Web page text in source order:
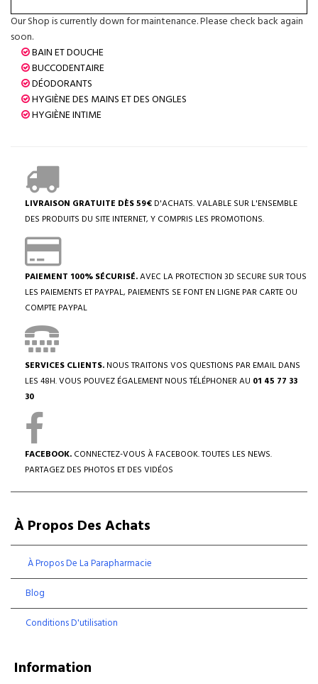
Our Shop is currently down for maintenance. Please check back again
soon.
BAIN ET DOUCHE
BUCCODENTAIRE
DÉODORANTS
HYGIÈNE DES MAINS ET DES ONGLES
HYGIÈNE INTIME
LIVRAISON GRATUITE DÈS 59€ D'ACHATS. VALABLE SUR L'ENSEMBLE
DES PRODUITS DU SITE INTERNET, Y COMPRIS LES PROMOTIONS.
PAIEMENT 100% SÉCURISÉ.AVEC LA PROTECTION 3D SECURE SUR TOUS
LES PAIEMENTS ET PAYPAL, PAIEMENTS SE FONT EN LIGNE PAR CARTE OU
COMPTE PAYPAL
SERVICES CLIENTS. NOUS TRAITONS VOS QUESTIONS PAR EMAIL DANS
LES 48H. VOUS POUVEZ ÉGALEMENT NOUS TÉLÉPHONER AU 01 45 77 33
30
FACEBOOK. CONNECTEZ-VOUS À FACEBOOK. TOUTES LES NEWS.
PARTAGEZ DES PHOTOS ET DES VIDÉOS
À Propos Des Achats
À Propos De La Parapharmacie
Blog
Conditions D'utilisation
Information